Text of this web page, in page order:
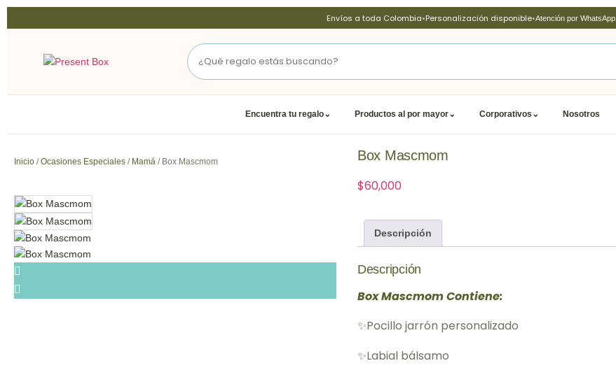
Envíos a toda Colombia•Personalización disponible•Atención por WhatsApp
Encuentra tu regalo⌄ Productos al por mayor⌄ Corporativos ⌄ Nosotros
Inicio /Ocasiones Especiales / Mamá / Box Mascmom Box Mascmom
$60,000
Descripción
Descripción
Box Mascmom Contiene:
✨Pocillo jarrón personalizado
✨Labial bálsamo